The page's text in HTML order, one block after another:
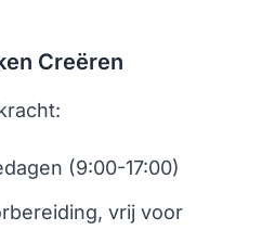
Creëren
(9:00-17:00)
vrij voor